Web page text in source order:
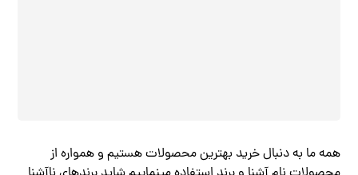
همه ما به دنبال خرید بهترین محصولات هستیم و همواره از